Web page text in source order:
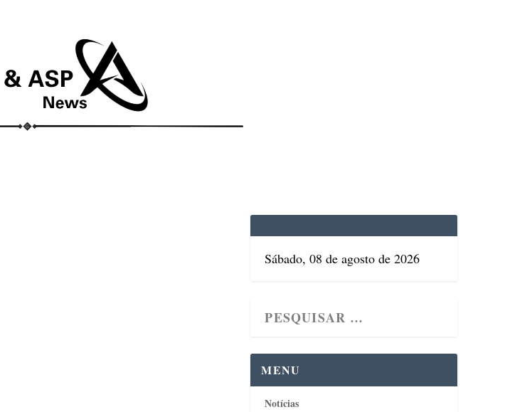
Sábado, 08 de agosto de 2026
MENU
Notícias